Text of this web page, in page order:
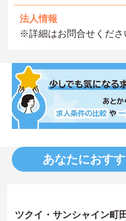
法人情報
※詳細はお問合せくださ
あなたにおす
ツクイ・サンシャイン町